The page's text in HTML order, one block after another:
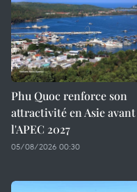
Phu Quoc renforce son
attractivité en Asie avant
l'APEC 2027
05/08/2026 00:30